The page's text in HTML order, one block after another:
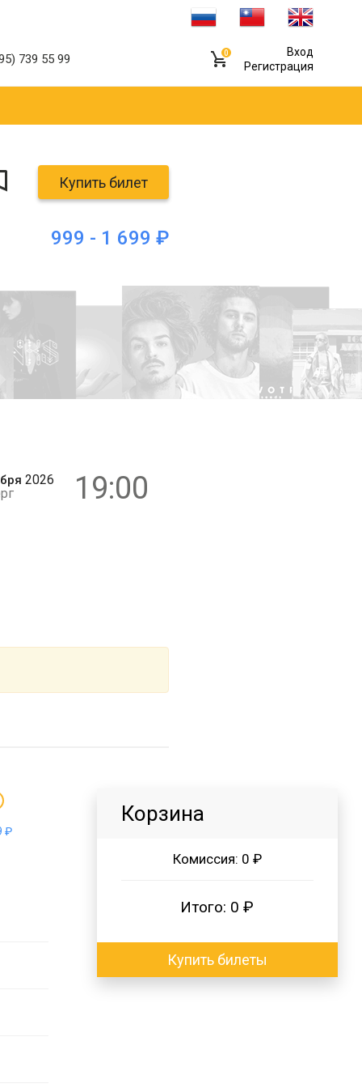
739 55 99 0
Вход
Регистрация
Купить билет
999 - 1 699 ₽
0+
2026
19:00
₽
Корзина
Комиссия: 0 ₽
Итого: 0 ₽
Купить билеты